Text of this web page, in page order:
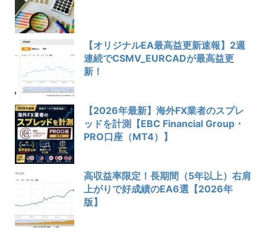
【オリジナルEA最高益更新速報】2週
連続でCSMV_EURCADが最高益更
新！
【2026年最新】海外FX業者のスプレ
ッドを計測【EBC Financial Group・
PRO口座（MT4）】
高収益率限定！長期間（5年以上）右肩
上がりで好成績のEA6選【2026年
版】